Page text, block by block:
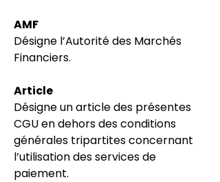
AMF
Désigne l’Autorité des Marchés
Financiers.
Article
Désigne un article des présentes
CGU en dehors des conditions
générales tripartites concernant
l’utilisation des services de
paiement.